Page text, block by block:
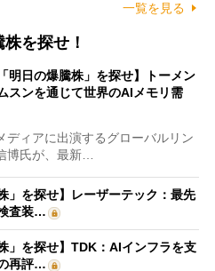
一覧を見る
を探せ！
明日の爆騰株」を探せ】トーメン
スンを通じて世界のAIメモリ需
ィアに出演するグローバルリン
博氏が、最新…
」を探せ】レーザーテック：最先
査装…
」を探せ】TDK：AIインフラを支
再評…